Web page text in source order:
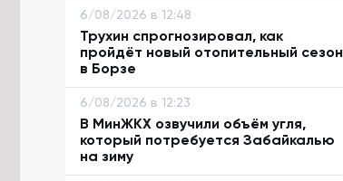
6/08/2026 в 12:48
Трухин спрогнозировал, как
пройдёт новый отопительный сезон
в Борзе
6/08/2026 в 12:23
В МинЖКХ озвучили объём угля,
который потребуется Забайкалью
на зиму